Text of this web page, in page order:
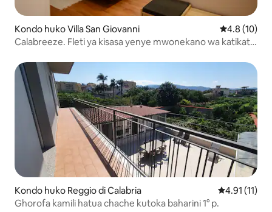
Kondo huko Villa San Giovanni Ukadiriaji
4.8 (10)
Calabreeze. Fleti ya kisasa yenye mwonekano wa katikati
Kondo huko Reggio di Calabria Ukadiriaji wa
4.91 (11)
Ghorofa kamili hatua chache kutoka baharini 1° p.